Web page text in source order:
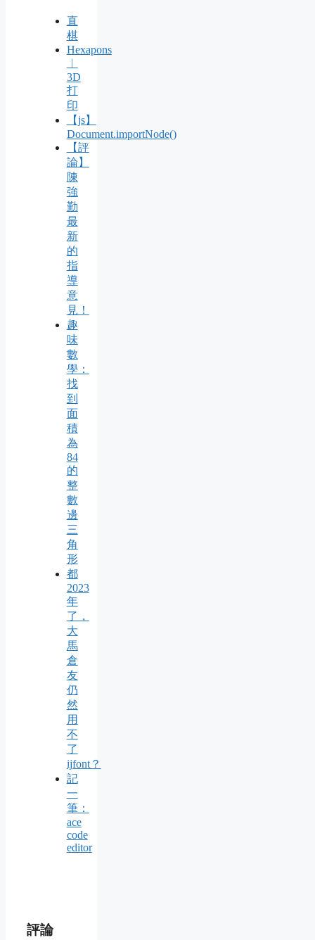
直
棋
Hexapons
︱
3D
打
印
【js】
Document.importNode()
【評
論】
陳
強
勤
最
新
的
指
導
意
見！
趣
味
數
學：
找
到
面
積
為
84
的
整
數
邊
三
角
形
都
2023
年
了，
大
馬
倉
友
仍
然
用
不
了
ijfont？
記
一
筆：
ace
code
editor
評論